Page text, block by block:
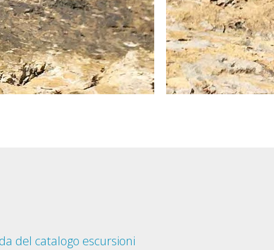
del catalogo escursioni